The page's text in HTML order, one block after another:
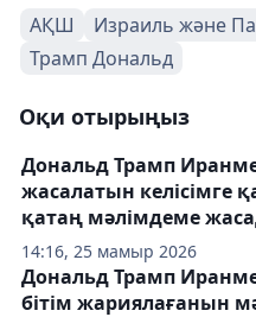
АҚШ
Израиль және
Трамп Дональд
Оқи отырыңыз
14:16, 25 мамыр 2026
Дональд Трамп
жасалатын келісімге
қатаң мәлімдеме
Дональд Трамп
бітім жариялағанын